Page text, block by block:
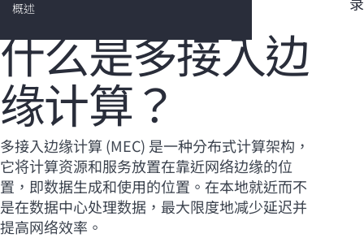
您的购物车目前是空的
前往 HPE 商店浏览、配置和订购。
立即购买
概述
什么是多接入边
缘计算？
多接入边缘计算 (MEC) 是一种分布式计算架构，
它将计算资源和服务放置在靠近网络边缘的位
置，即数据生成和使用的位置。在本地就近而不
是在数据中心处理数据，最大限度地减少延迟并
提高网络效率。